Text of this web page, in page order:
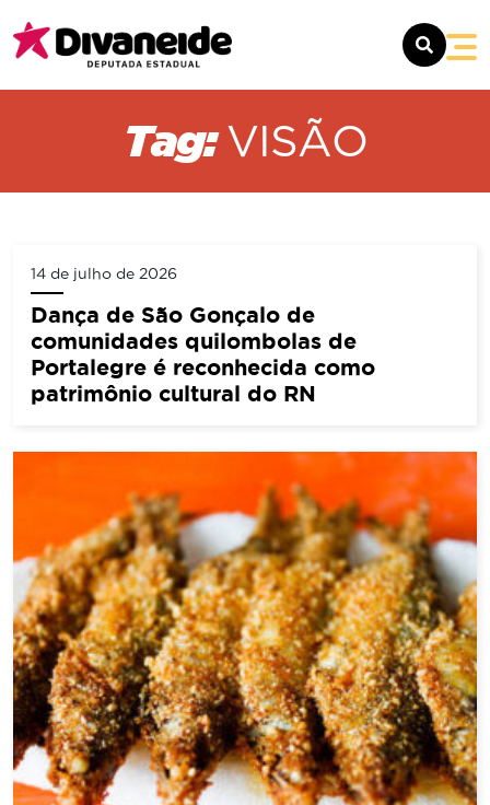
CONTATO
Tag:VISÃO
14 de julho de 2026
Dança de São Gonçalo de
comunidades quilombolas de
Portalegre é reconhecida como
patrimônio cultural do RN